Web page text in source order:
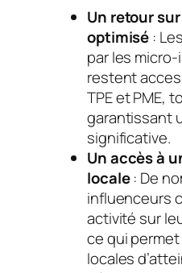
Un retour
optimisé :
par les
restent
TPE et PME,
garantissant
significative.
Un accès à
locale: De
influenceurs
activité sur
ce qui
locales